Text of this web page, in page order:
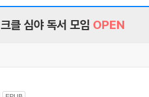
독서유형검사
크클 심야 독서 모임 OPEN